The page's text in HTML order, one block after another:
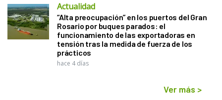
Actualidad
“Alta preocupación” en los puertos del Gran
Rosario por buques parados: el
funcionamiento de las exportadoras en
tensión tras la medida de fuerza de los
prácticos
hace 4 días
Ver más >